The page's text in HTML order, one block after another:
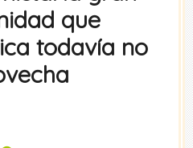
que
todavía no